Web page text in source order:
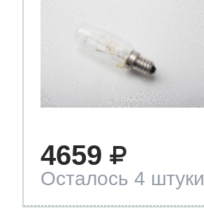
4659
Осталось 4 штуки